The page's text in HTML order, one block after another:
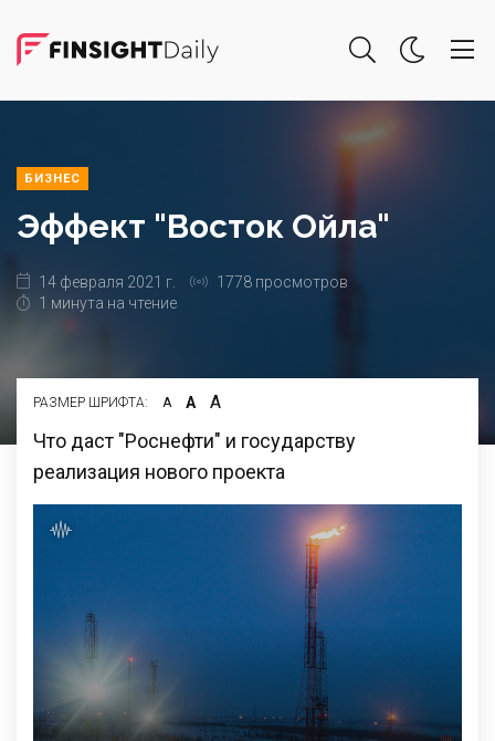
БИЗНЕС
Эффект "Восток Ойла"
14 февраля 2021 г.
1778 просмотров
1 минута на чтение
РАЗМЕР ШРИФТА: А А А
Что даст "Роснефти" и государству
реализация нового проекта